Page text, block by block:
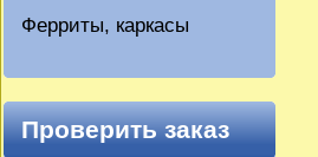
Ферриты, каркасы
Проверить заказ